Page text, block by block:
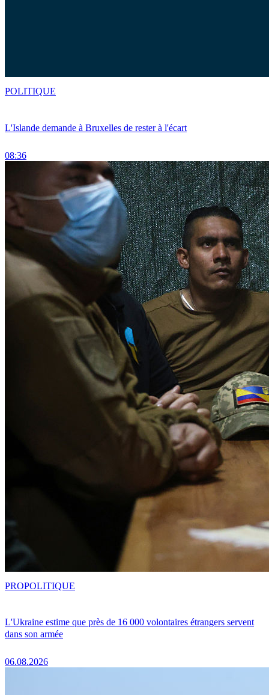
L'Islande demande à Bruxelles de rester à l'écart
08:36
POLITIQUE
L'Ukraine estime que près de 16 000 volontaires étrangers servent
dans son armée
06.08.2026
PROPOLITIQUE